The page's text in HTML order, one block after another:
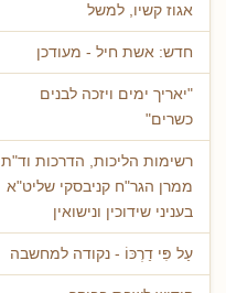
אגוז קשיו, למשל
חדש: אשת חיל - מעודכן
"יאריך ימים ויזכה לבנים
כשרים"
רשימות הליכות, הדרכות וד"ת
ממרן הגר"ח קניבסקי שליט"א
בעניני שידוכין ונישואין
עַל פִּי דַרְכּוֹ - נקודה למחשבה